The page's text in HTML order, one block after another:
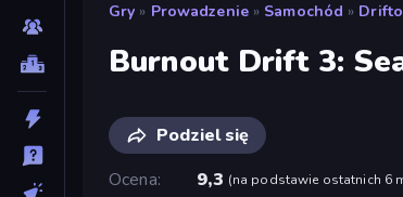
Gry » Prowadzenie » Samochód »
Burnout Drift 3:
Podziel się
Ocena
9,3 (na podstawie ostatnich 6